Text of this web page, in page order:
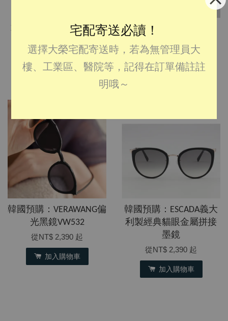
宅配寄送必讀！
選擇大榮宅配寄送時，若為無管理員大
樓、工業區、醫院等，記得在訂單備註註
明哦～
韓國預購：VERAWANG-
VW530貓眼偏光墨鏡
從NT$ 1,590起
韓國預購：韓國製可調
式眼鏡/口罩二用鍊
從NT$ 490 起
韓國預購：VERAWANG偏
光黑鏡VW532
從NT$ 2,390 起
加入購物車
韓國預購：ESCADA義大
利製經典貓眼金屬拼接
墨鏡
從NT$ 2,390 起
加入購物車